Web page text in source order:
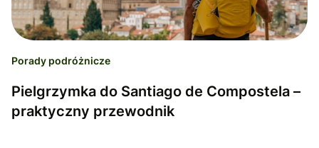
Porady podróżnicze
Pielgrzymka do Santiago de Compostela –
praktyczny przewodnik